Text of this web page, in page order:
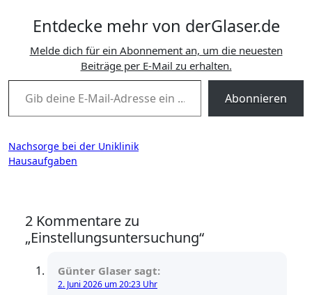
Entdecke mehr von derGlaser.de
Melde dich für ein Abonnement an, um die neuesten
Beiträge per E-Mail zu erhalten.
Gib deine E-Mail-Adresse ein ...
Abonnieren
Beitragsnavigation
Nachsorge bei der Uniklinik
Hausaufgaben
2 Kommentare zu
„Einstellungsuntersuchung“
Günter Glaser sagt:
2. Juni 2026 um 20:23 Uhr